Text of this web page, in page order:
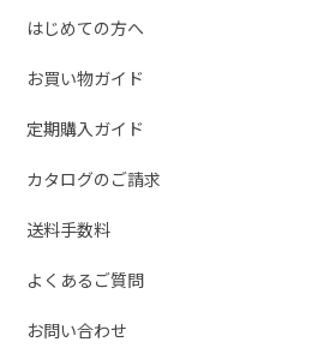
はじめての方へ
お買い物ガイド
定期購入ガイド
カタログのご請求
送料手数料
よくあるご質問
お問い合わせ